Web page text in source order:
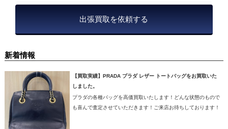
出張買取を依頼する
新着情報
【買取実績】PRADA プラダ レザー トートバッグをお買取いた
しました。
プラダの各種バッグを高価買取いたします！どんな状態のもので
も喜んで査定させていただきます！ご来店お待ちしております！